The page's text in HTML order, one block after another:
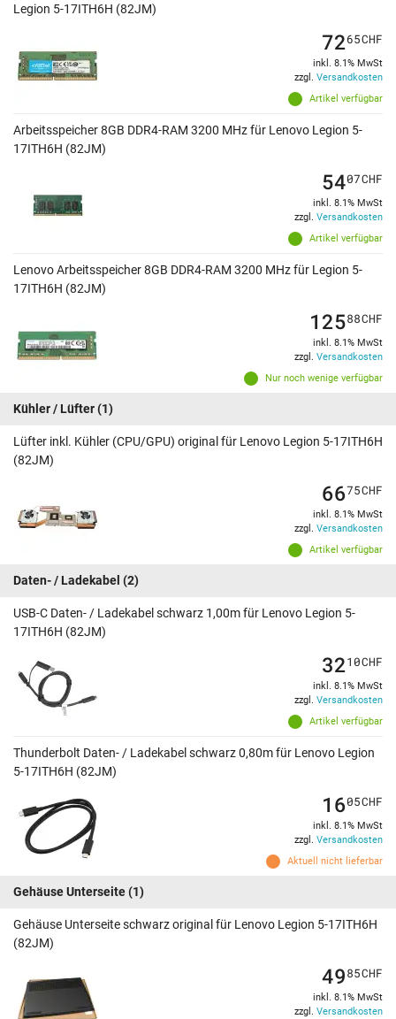
Legion 5-17ITH6H (82JM)
Artikel verfügbar
7265CHF
inkl. 8.1% MwSt
zzgl. Versandkosten
Arbeitsspeicher 8GB DDR4-RAM 3200 MHz für Lenovo Legion 5-
17ITH6H (82JM)
Artikel verfügbar
5407CHF
inkl. 8.1% MwSt
zzgl. Versandkosten
Lenovo Arbeitsspeicher 8GB DDR4-RAM 3200 MHz für Legion 5-
17ITH6H (82JM)
Nur noch wenige verfügbar
12588CHF
inkl. 8.1% MwSt
zzgl. Versandkosten
Kühler / Lüfter(1)
Lüfter inkl. Kühler (CPU/GPU) original für Lenovo Legion 5-17ITH6H
(82JM)
Artikel verfügbar
6675CHF
inkl. 8.1% MwSt
zzgl. Versandkosten
Daten- / Ladekabel (2)
USB-C Daten- / Ladekabel schwarz 1,00m für Lenovo Legion 5-
17ITH6H (82JM)
Artikel verfügbar
3210CHF
inkl. 8.1% MwSt
zzgl. Versandkosten
Thunderbolt Daten- / Ladekabel schwarz 0,80m für Lenovo Legion
5-17ITH6H (82JM)
Aktuell nicht lieferbar
1605CHF
inkl. 8.1% MwSt
zzgl. Versandkosten
Gehäuse Unterseite(1)
Gehäuse Unterseite schwarz original für Lenovo Legion 5-17ITH6H
(82JM)
4985CHF
inkl. 8.1% MwSt
zzgl. Versandkosten